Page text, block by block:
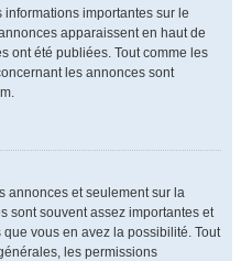
importantes sur le
apparaissent en haut de
ont été publiées. Tout comme les
les annonces sont
annonces et seulement sur la
sont souvent assez importantes et
vous en avez la possibilité. Tout
les permissions